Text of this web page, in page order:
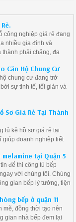
công nghiệp giá rẻ đang
nhiều gia đình và
phải chăng, đa
ra không gian sống
Căn Hộ Chung Cư
chung cư đang trở
sự tinh tế, tối giản và
Sơ Giá Rẻ Tại Thành
tủ kệ hồ sơ giá rẻ tại
giúp doanh nghiệp tiết
tại Quận 5
để thi công tủ bếp
với chúng tôi. Chúng
gian bếp lý tưởng, tiện
bếp ở quận 11
mẽ, đồng thời tạo nên
gian nhà bếp đem lại